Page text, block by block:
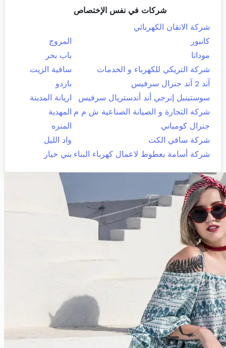
شركات في نفس الإختصاص
شركة الاتقان الكهربائي
كانبور
المروج
موداتا
باب بحر
شركة التريكي للكهرباء و الخدمات
ساقية الزيت
آند 2 آند جنرال سرفيس
باردو
سوستينبل إنرجي أند أندستريال سرفيس
اريانة المدينة
شركة التجارة و الصيانة الصناعية ش م م المهدية
جنرال كومباني
المنزه
شركة سافي الكت
واد الليل
شركة أسامة بعطوط لاعمال كهرباء البناء بني خيار